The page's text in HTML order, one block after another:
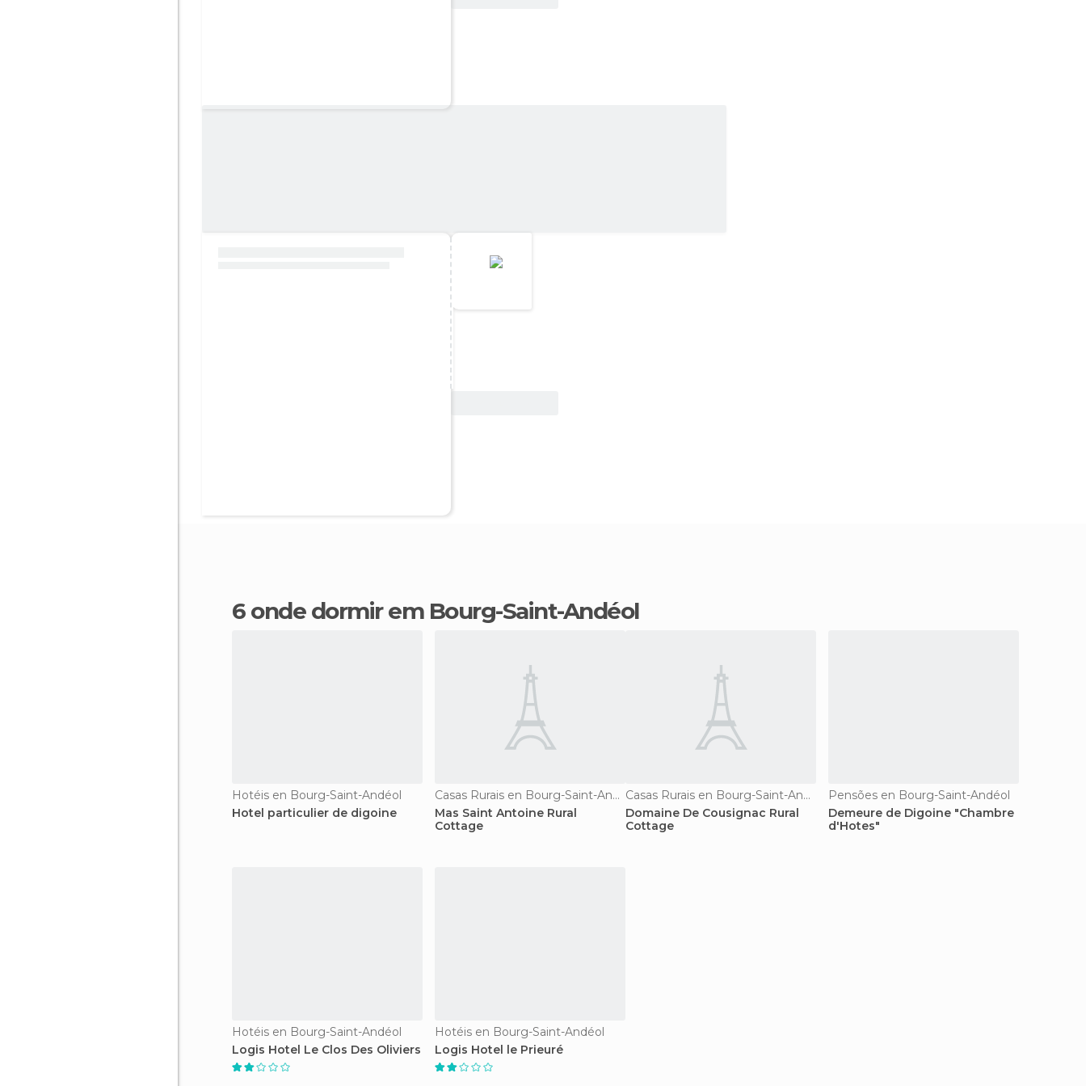
6 onde dormir em Bourg-Saint-Andéol
Hotéis en Bourg-Saint-Andéol
Hotel particulier de digoine
Casas Rurais en Bourg-Saint-Andéol
Mas Saint Antoine Rural
Cottage
Casas Rurais en Bourg-Saint-Andéol
Domaine De Cousignac Rural
Cottage
Pensões en Bourg-Saint-Andéol
Demeure de Digoine "Chambre
d'Hotes"
Hotéis en Bourg-Saint-Andéol
Logis Hotel Le Clos Des Oliviers
Hotéis en Bourg-Saint-Andéol
Logis Hotel le Prieuré